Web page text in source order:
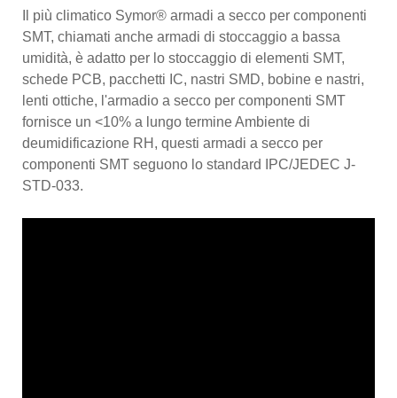
Il più climatico Symor® armadi a secco per componenti
SMT, chiamati anche armadi di stoccaggio a bassa
umidità, è adatto per lo stoccaggio di elementi SMT,
schede PCB, pacchetti IC, nastri SMD, bobine e nastri,
lenti ottiche, l'armadio a secco per componenti SMT
fornisce un <10% a lungo termine Ambiente di
deumidificazione RH, questi armadi a secco per
componenti SMT seguono lo standard IPC/JEDEC J-
STD-033.